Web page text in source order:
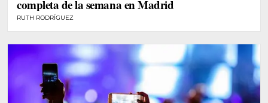
completa de la semana en Madrid
RUTH RODRÍGUEZ